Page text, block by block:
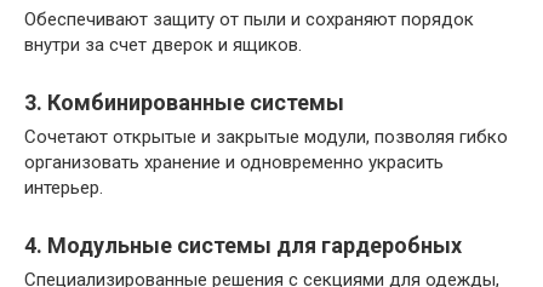
Обеспечивают защиту от пыли и сохраняют порядок
внутри за счет дверок и ящиков.
3. Комбинированные системы
Сочетают открытые и закрытые модули, позволяя гибко
организовать хранение и одновременно украсить
интерьер.
4. Модульные системы для гардеробных
Специализированные решения с секциями для одежды,